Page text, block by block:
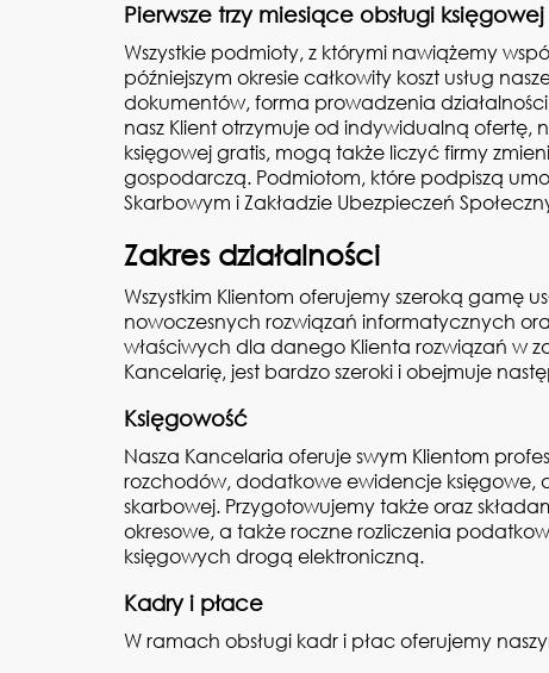
Pierwsze trzy miesiące obsługi
Wszystkie podmioty, z którymi nawiążemy
późniejszym okresie całkowity koszt usług
dokumentów, forma prowadzenia
nasz Klient otrzymuje od indywidualną
księgowej gratis, mogą także liczyć firmy
gospodarczą. Podmiotom, które podpiszą
Skarbowym i Zakładzie Ubezpieczeń
Zakres działalności
Wszystkim Klientom oferujemy szeroką gamę
nowoczesnych rozwiązań informatycznych
właściwych dla danego Klienta rozwiązań w
Kancelarię, jest bardzo szeroki i obejmuje
Księgowość
Nasza Kancelaria oferuje swym Klientom
rozchodów, dodatkowe ewidencje księgowe,
skarbowej. Przygotowujemy także oraz
okresowe, a także roczne rozliczenia
księgowych drogą elektroniczną.
Kadry i płace
W ramach obsługi kadr i płac oferujemy